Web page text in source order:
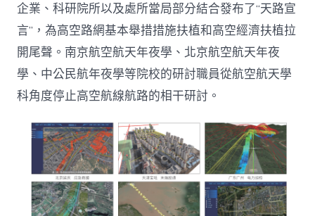
企業、科研院所以及處所當局部分結合發布了“天路宣
言”，為高空路網基本舉措措施扶植和高空經濟扶植拉
開尾聲。南京航空航天年夜學、北京航空航天年夜
學、中公民航年夜學等院校的研討職員從航空航天學
科角度停止高空航線航路的相干研討。